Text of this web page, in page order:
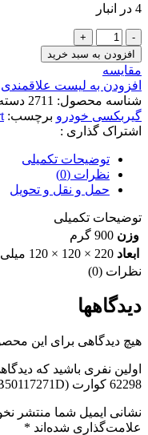
4 در انبار
دنده
1
پراید
62298
کوارت
عدد
افزودن به سبد خرید
مقایسه
افزودن به لیست علاقمندی
شناسه محصول: 2711
گیربکسی خودرو برچسب:
اشتراک گذاری :
توضیحات تکمیلی
نظرات (0)
حمل و نقل و تحویل
توضیحات تکمیلی
وزن 900 گرم
ابعاد 220 × 120 × 120 میلی‌متر
نظرات (0)
دیدگاهها
هیچ دیدگاهی برای این
62298 کوارت KOART(MB50117271D)”
نشانی ایمیل شما منتشر
علامت‌گذاری شده‌اند *